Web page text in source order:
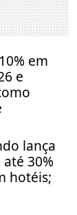
em
e
lança
30%
hotéis;